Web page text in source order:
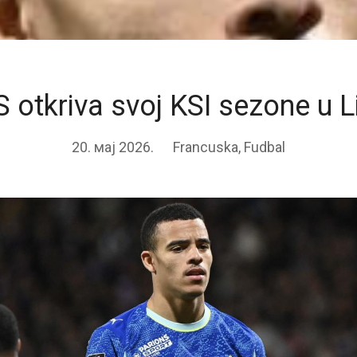
otkriva svoj KSI sezone u
20. мај 2026. Francuska, Fudbal